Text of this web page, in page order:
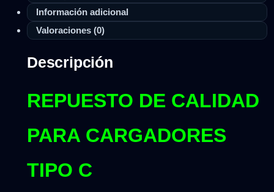
Información adicional
Valoraciones (0)
Descripción
REPUESTO DE CALIDAD
PARA CARGADORES
TIPO C